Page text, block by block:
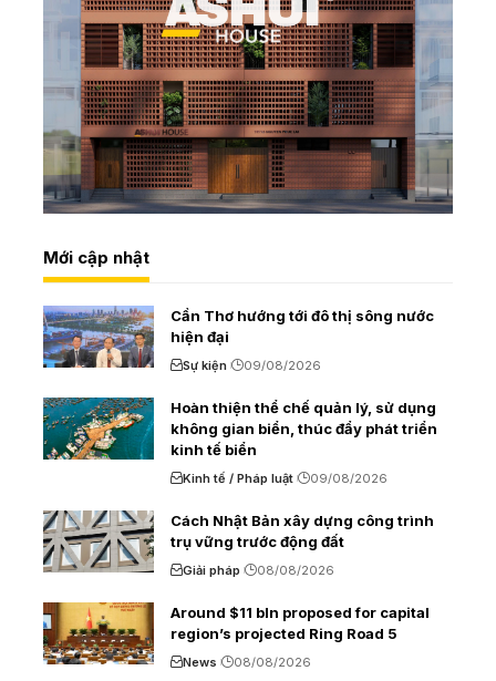
Mới cập nhật
Cần Thơ hướng tới đô thị sông nước
hiện đại
Sự kiện 09/08/2026
Hoàn thiện thể chế quản lý, sử dụng
không gian biển, thúc đẩy phát triển
kinh tế biển
Kinh tế / Pháp luật 09/08/2026
Cách Nhật Bản xây dựng công trình
trụ vững trước động đất
Giải pháp 08/08/2026
Around $11 bln proposed for capital
region’s projected Ring Road 5
News 08/08/2026